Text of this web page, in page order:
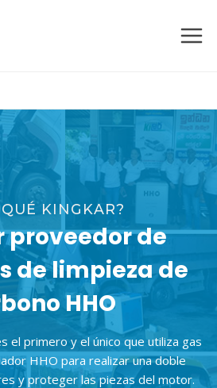
KINGKAR?
proveedor de
de limpieza de
HHO
el primero y el único que utiliza gas
HHO para realizar una doble
y proteger las piezas del motor.